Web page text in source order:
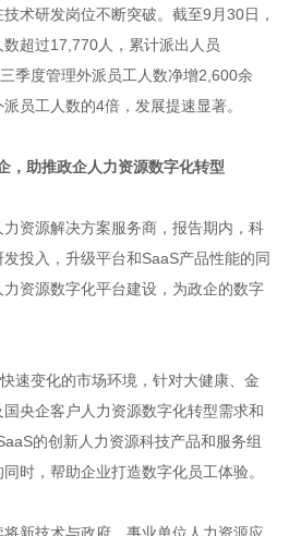
术研发岗位不断突破。截至9月30日，
超过17,770人，累计派出人员
季度管理外派员工人数净增2,600余
员工人数的4倍，发展提速显著。
，助推政企人力资源数字化转型
资源解决方案服务商，报告期内，科
投入，升级平台和SaaS产品性能的同
资源数字化平台建设，为政企的数字
速变化的市场环境，针对大健康、金
央企客户人力资源数字化转型需求和
的创新人力资源科技产品和服务组
时，帮助企业打造数字化员工体验。
新技术与政府、事业单位人力资源应